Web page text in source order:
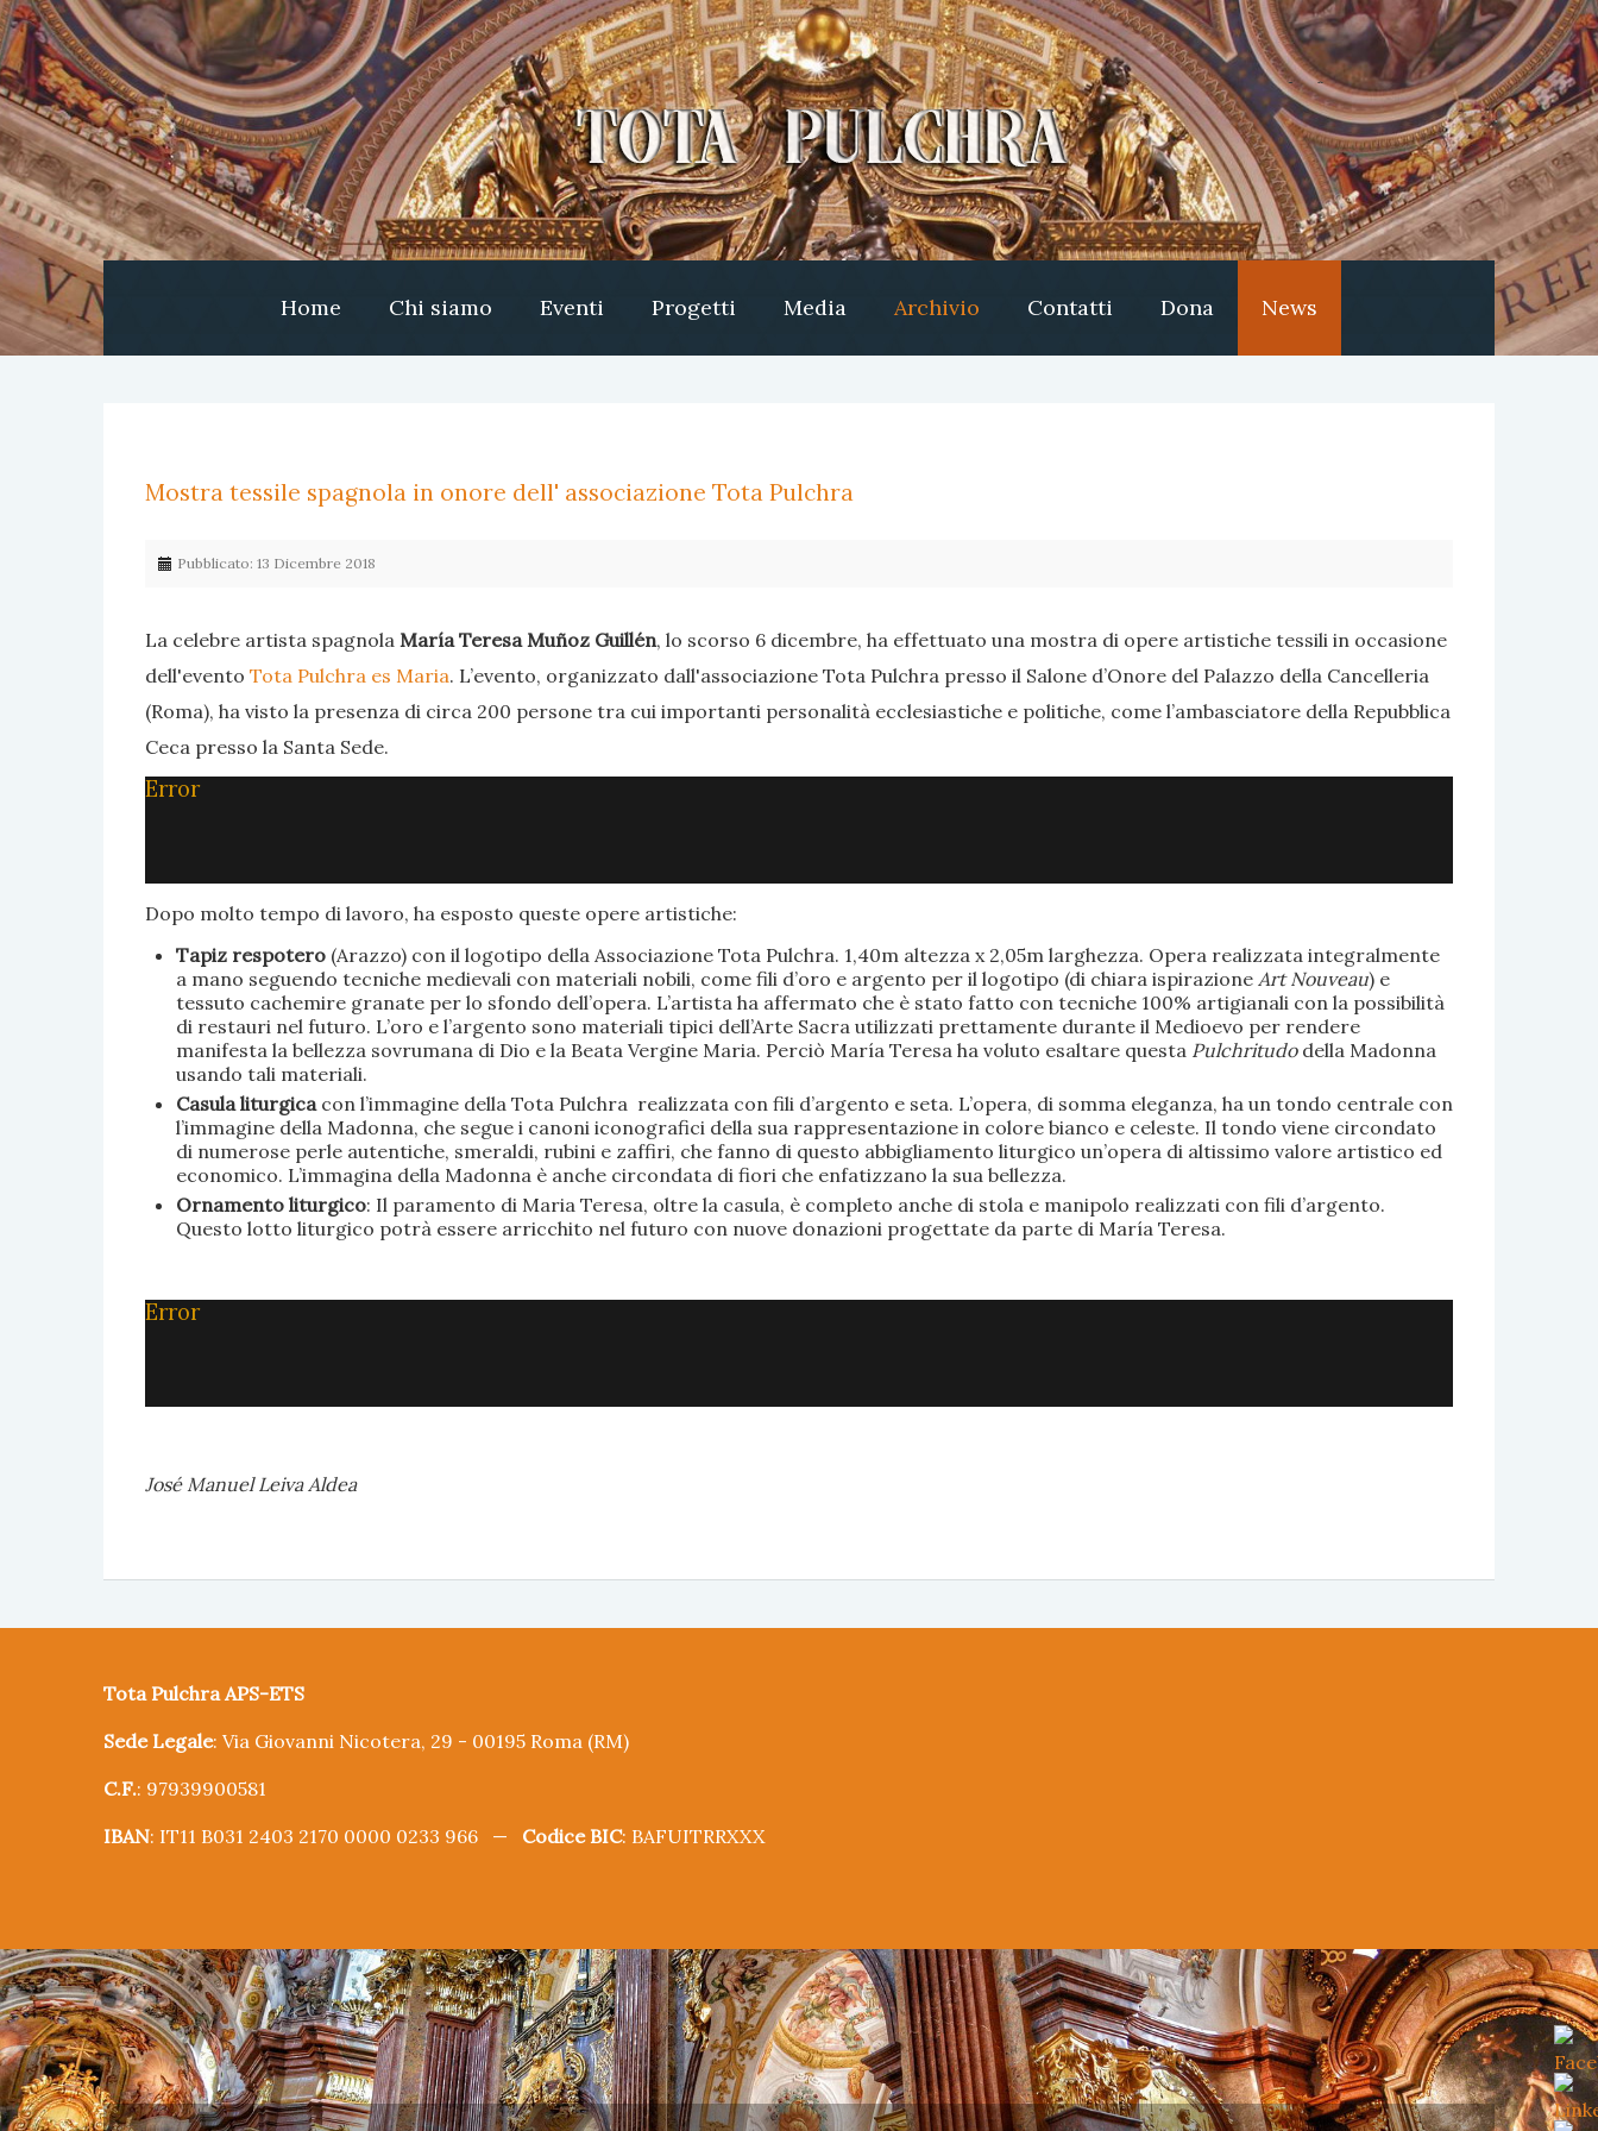
Home Chi siamo Eventi Progetti Media Archivio Contatti Dona News
Mostra tessile spagnola in onore dell' associazione Tota Pulchra
Pubblicato: 13 Dicembre 2018
La celebre artista spagnola María Teresa Muñoz Guillén, lo scorso 6 dicembre, ha effettuato una mostra di opere artistiche tessili in occasione
dell'evento Tota Pulchra es Maria. L’evento, organizzato dall'associazione Tota Pulchra presso il Salone d’Onore del Palazzo della Cancelleria
(Roma), ha visto la presenza di circa 200 persone tra cui importanti personalità ecclesiastiche e politiche, come l’ambasciatore della Repubblica
Ceca presso la Santa Sede.
Error
Dopo molto tempo di lavoro, ha esposto queste opere artistiche:
Tapiz respotero(Arazzo) con il logotipo della Associazione Tota Pulchra. 1,40m altezza x 2,05m larghezza. Opera realizzata integralmente
a mano seguendo tecniche medievali con materiali nobili, come fili d’oro e argento per il logotipo (di chiara ispirazione Art Nouveau) e
tessuto cachemire granate per lo sfondo dell’opera. L’artista ha affermato che è stato fatto con tecniche 100% artigianali con la possibilità
di restauri nel futuro. L’oro e l’argento sono materiali tipici dell’Arte Sacra utilizzati prettamente durante il Medioevo per rendere
manifesta la bellezza sovrumana di Dio e la Beata Vergine Maria. Perciò María Teresa ha voluto esaltare questa Pulchritudo della Madonna
usando tali materiali.
Casula liturgica con l’immagine della Tota Pulchra realizzata con fili d’argento e seta. L’opera, di somma eleganza, ha un tondo centrale con
l’immagine della Madonna, che segue i canoni iconografici della sua rappresentazione in colore bianco e celeste. Il tondo viene circondato
di numerose perle autentiche, smeraldi, rubini e zaffiri, che fanno di questo abbigliamento liturgico un’opera di altissimo valore artistico ed
economico. L’immagina della Madonna è anche circondata di fiori che enfatizzano la sua bellezza.
Ornamento liturgico: Il paramento di Maria Teresa, oltre la casula, è completo anche di stola e manipolo realizzati con fili d’argento.
Questo lotto liturgico potrà essere arricchito nel futuro con nuove donazioni progettate da parte di María Teresa.
Error
José Manuel Leiva Aldea
Tota Pulchra APS-ETS
Sede Legale: Via Giovanni Nicotera, 29 - 00195 Roma (RM)
C.F.: 97939900581
IBAN: IT11 B031 2403 2170 0000 0233 966 — Codice BIC: BAFUITRRXXX